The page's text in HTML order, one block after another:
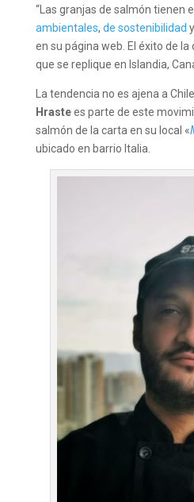
“Las granjas de salmón tienen
ambientales, de sostenibilidad y
en su página web. El éxito de
que se replique en Islandia,
La tendencia no es ajena a
Hrastees parte de este
salmón de la carta en su local «
ubicado en barrio Italia.